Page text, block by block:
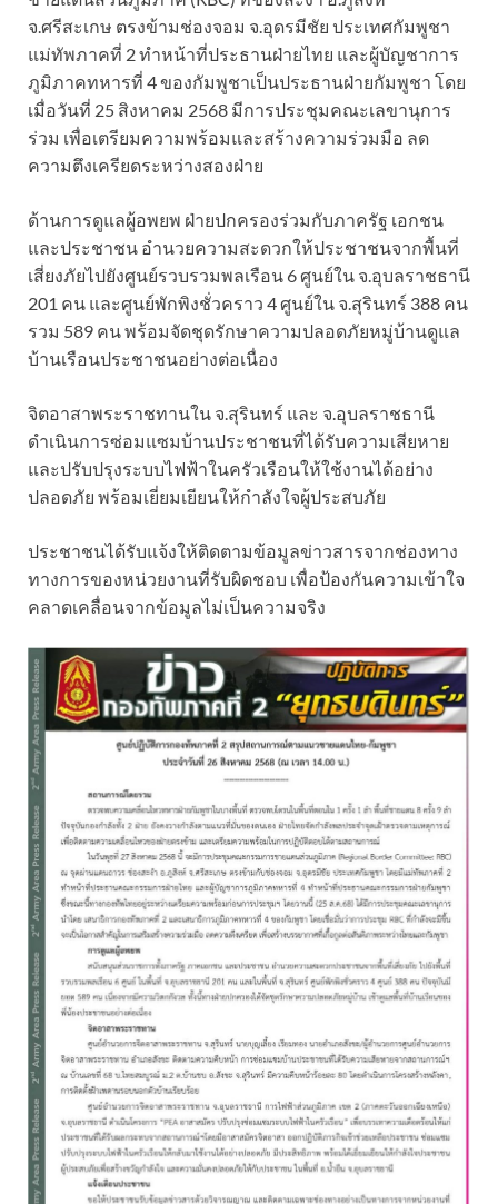
จ.ศรีสะเกษ ตรงข้ามช่องจอม จ.อุดรมีชัย ประเทศกัมพูชา
แม่ทัพภาคที่ 2 ทำหน้าที่ประธานฝ่ายไทย และผู้บัญชาการ
ภูมิภาคทหารที่ 4 ของกัมพูชาเป็นประธานฝ่ายกัมพูชา โดย
เมื่อวันที่ 25 สิงหาคม 2568 มีการประชุมคณะเลขานุการ
ร่วม เพื่อเตรียมความพร้อมและสร้างความร่วมมือ ลด
ความตึงเครียดระหว่างสองฝ่าย
ด้านการดูแลผู้อพยพ ฝ่ายปกครองร่วมกับภาครัฐ เอกชน
และประชาชน อำนวยความสะดวกให้ประชาชนจากพื้นที่
เสี่ยงภัยไปยังศูนย์รวบรวมพลเรือน 6 ศูนย์ใน จ.อุบลราชธานี
201 คน และศูนย์พักพิงชั่วคราว 4 ศูนย์ใน จ.สุรินทร์ 388 คน
รวม 589 คน พร้อมจัดชุดรักษาความปลอดภัยหมู่บ้านดูแล
บ้านเรือนประชาชนอย่างต่อเนื่อง
จิตอาสาพระราชทานใน จ.สุรินทร์ และ จ.อุบลราชธานี
ดำเนินการซ่อมแซมบ้านประชาชนที่ได้รับความเสียหาย
และปรับปรุงระบบไฟฟ้าในครัวเรือนให้ใช้งานได้อย่าง
ปลอดภัย พร้อมเยี่ยมเยียนให้กำลังใจผู้ประสบภัย
ประชาชนได้รับแจ้งให้ติดตามข้อมูลข่าวสารจากช่องทาง
ทางการของหน่วยงานที่รับผิดชอบ เพื่อป้องกันความเข้าใจ
คลาดเคลื่อนจากข้อมูลไม่เป็นความจริง